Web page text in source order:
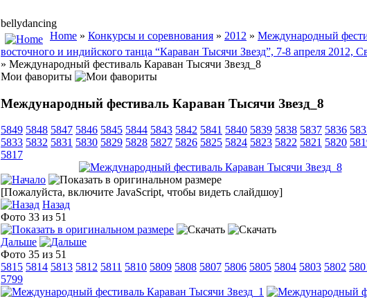
bellydancing
Home » Конкурсы и соревнования » 2012 » Международный
восточного и индийского танца “Караван Тысячи Звезд”, 7-8 апреля 2012,
» Международный фестиваль Караван Тысячи Звезд_8
Мои фавориты
Международный фестиваль Караван Тысячи Звезд_8
5849 5848 5847 5846 5845 5844 5843 5842 5841 5840 5839 5838 5837 5836
5833 5832 5831 5830 5829 5828 5827 5826 5825 5824 5823 5822 5821 5820
5817
[Пожалуйста, включите JavaScript, чтобы видеть слайдшоу]
Назад
Фото 33 из 51
Дальше
Фото 35 из 51
5815 5814 5813 5812 5811 5810 5809 5808 5807 5806 5805 5804 5803 5802
5799